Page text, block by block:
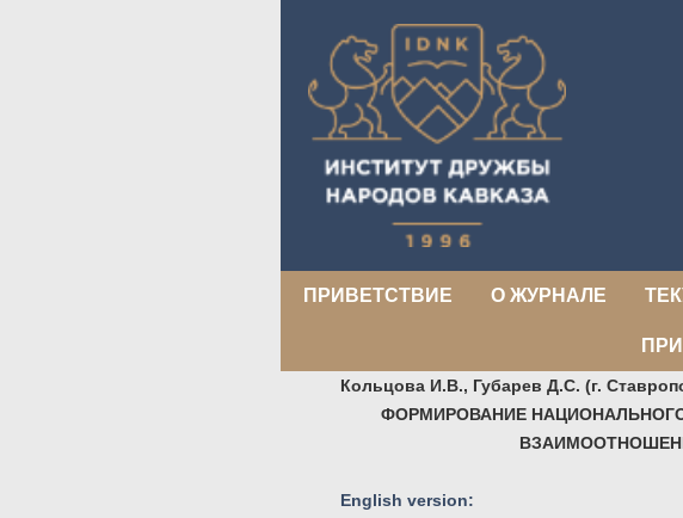
ПРИВЕТСТВИЕ О ЖУРНАЛЕ
Кольцова И.В., Губарев Д.С. (г.
ФОРМИРОВАНИЕ
English version: